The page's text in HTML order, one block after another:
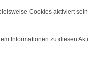
Cookies aktiviert
Informationen zu diesen